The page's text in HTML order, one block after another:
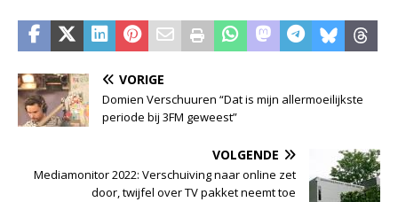
VORIGE
Domien Verschuuren “Dat is mijn allermoeilijkste
periode bij 3FM geweest”
VOLGENDE
Mediamonitor 2022: Verschuiving naar online zet
door, twijfel over TV pakket neemt toe